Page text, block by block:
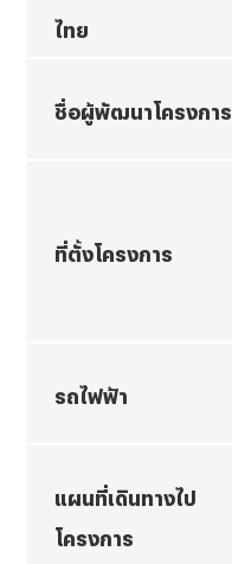
ไทย
ชื่อผู้พัฒนาโครงการ
ที่ตั้งโครงการ
รถไฟฟ้า
แผนที่เดินทางไป
โครงการ